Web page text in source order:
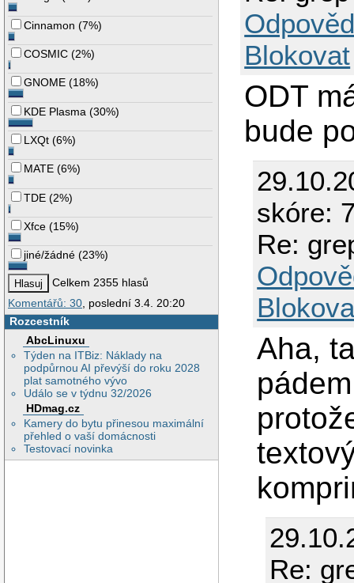
Cinnamon (7%)
COSMIC (2%)
GNOME (18%)
KDE Plasma (30%)
LXQt (6%)
MATE (6%)
TDE (2%)
Xfce (15%)
jiné/žádné (23%)
Celkem 2355 hlasů
Komentářů: 30 , poslední 3.4. 20:20
Rozcestník
AbcLinuxu
Týden na ITBiz: Náklady na
podpůrnou AI převýší do roku 2028
plat samotného vývo
Událo se v týdnu 32/2026
HDmag.cz
Kamery do bytu přinesou maximální
přehled o vaší domácnosti
Testovací novinka
Blokovat
ODT
bude
skóre:
Re:
Aha,
Re: